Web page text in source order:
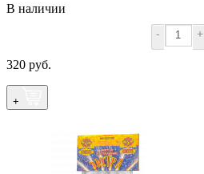
В наличии
- +
320 руб.
+